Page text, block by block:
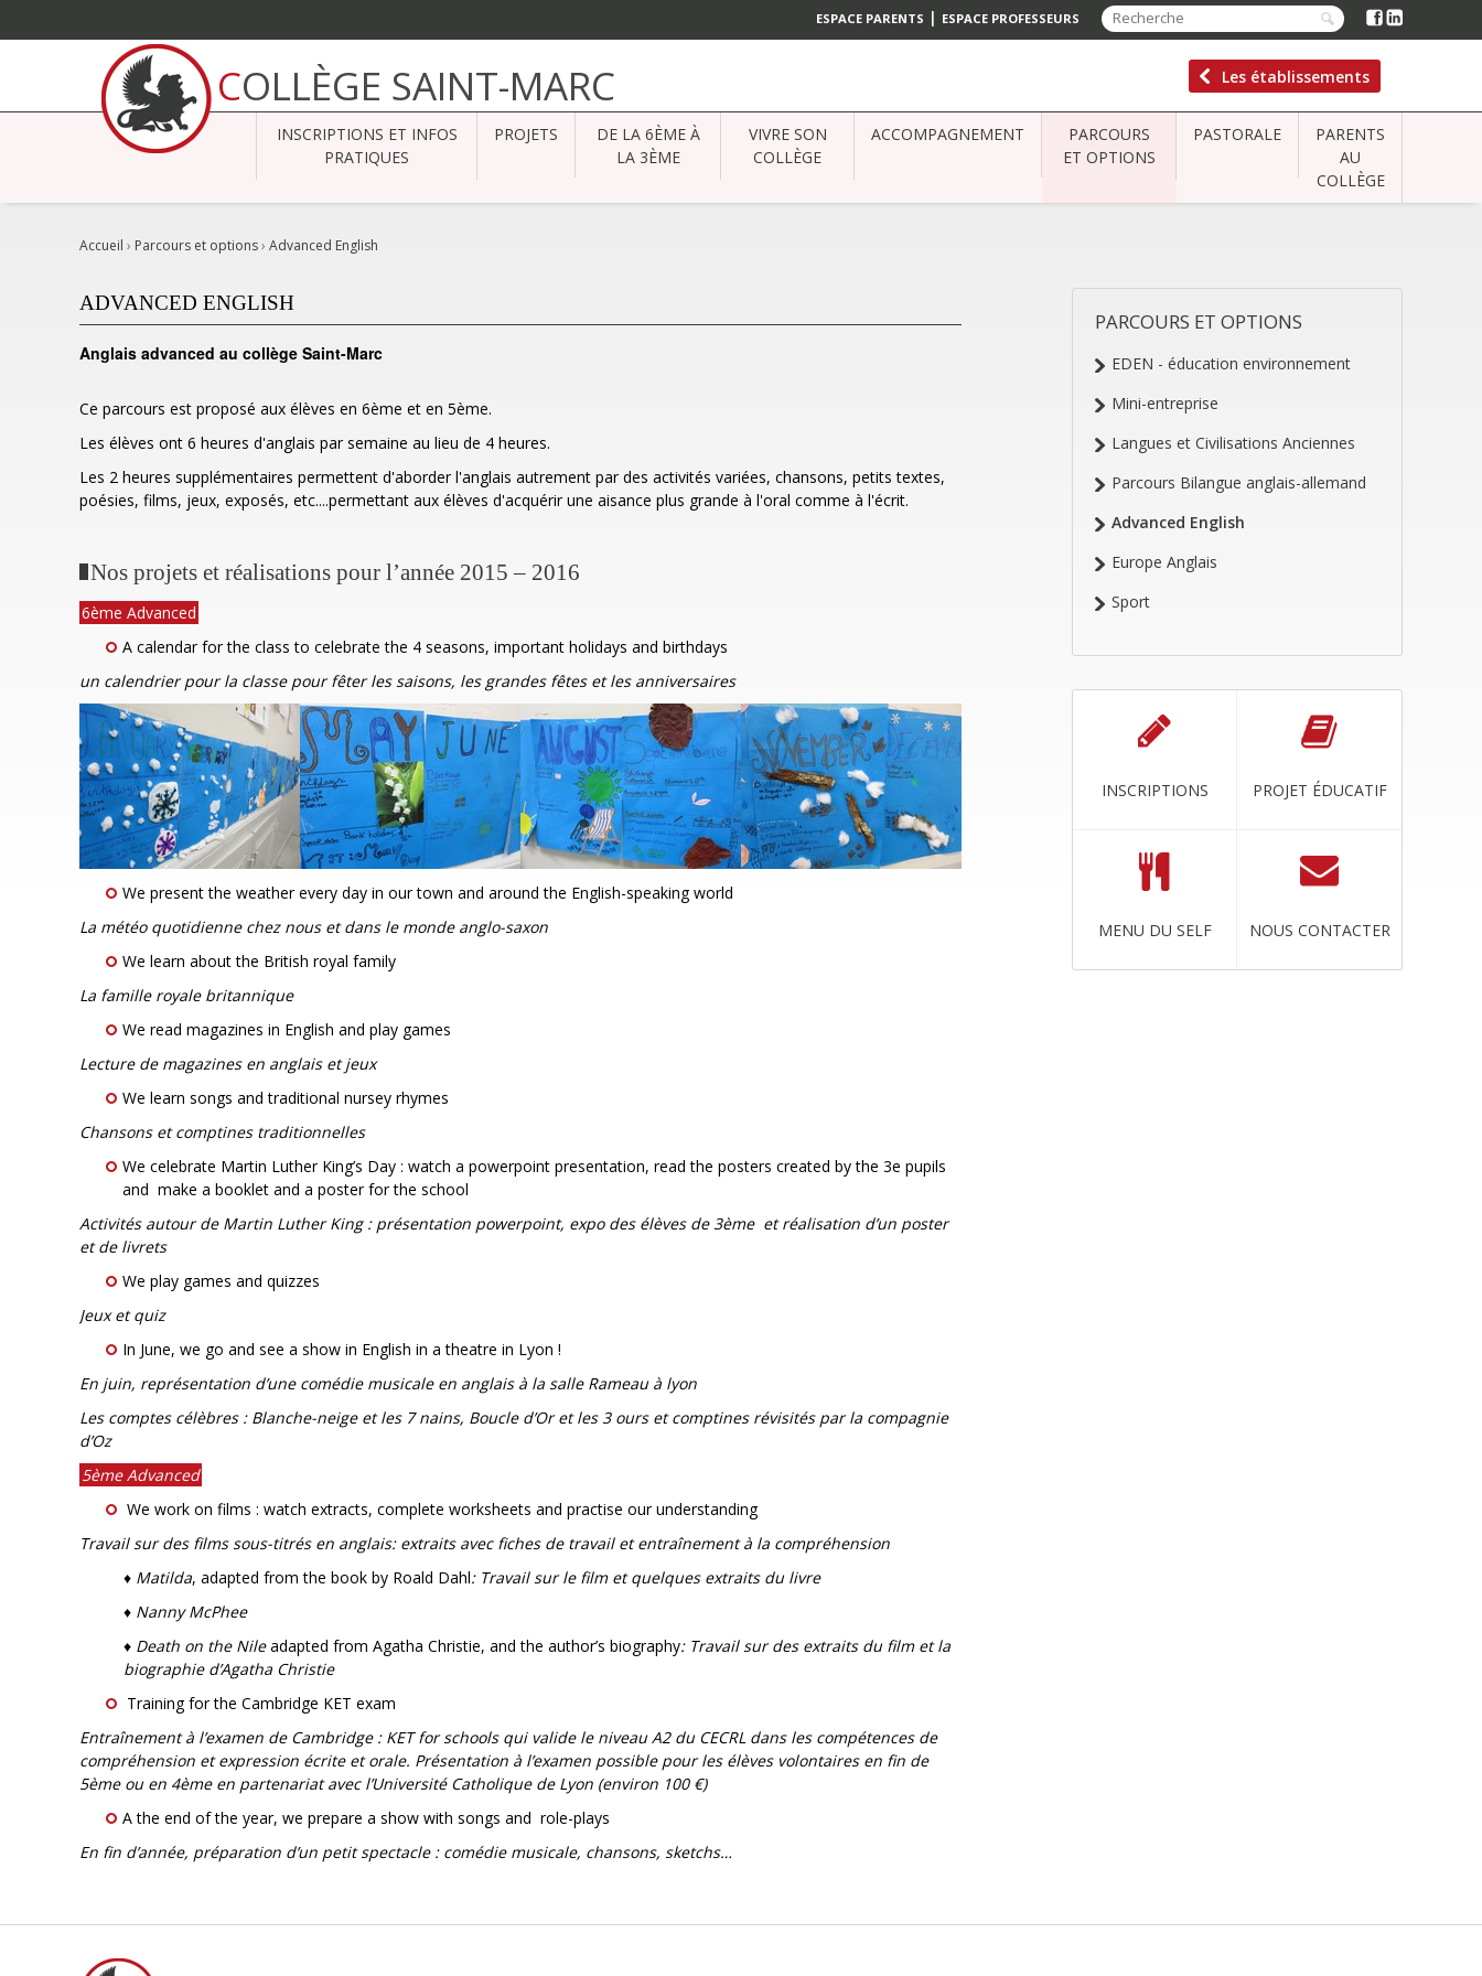
ESPACE PARENTS | ESPACE PROFESSEURS
contenu.
Aller
COLLÈGE SAINT-MARC Les établissements
INSCRIPTIONS ET INFOS
PRATIQUES
PROJETS
DE LA 6ÈME À
LA 3ÈME
VIVRE SON
COLLÈGE
ACCOMPAGNEMENT
PARCOURS
ET OPTIONS
PASTORALE
PARENTS
AU
COLLÈGE
Accueil › Parcours et options› Advanced English
NAVIGATION
PARCOURS ET OPTIONS
EDEN - éducation environnement
Mini-entreprise
Langues et Civilisations Anciennes
Parcours Bilangue anglais-allemand
Advanced English
Europe Anglais
Sport
INSCRIPTIONS PROJET ÉDUCATIF
MENU DU SELF NOUS CONTACTER
ADVANCED ENGLISH
Anglais advanced au collège Saint-Marc
Ce parcours est proposé aux élèves en 6ème et en 5ème.
Les élèves ont 6 heures d'anglais par semaine au lieu de 4 heures.
Les 2 heures supplémentaires permettent d'aborder l'anglais autrement par des activités variées, chansons, petits textes,
poésies, films, jeux, exposés, etc....permettant aux élèves d'acquérir une aisance plus grande à l'oral comme à l'écrit.
Nos projets et réalisations pour l’année 2015 – 2016
6ème Advanced
A calendar for the class to celebrate the 4 seasons, important holidays and birthdays
un calendrier pour la classe pour fêter les saisons, les grandes fêtes et les anniversaires
We present the weather every day in our town and around the English-speaking world
La météo quotidienne chez nous et dans le monde anglo-saxon
We learn about the British royal family
La famille royale britannique
We read magazines in English and play games
Lecture de magazines en anglais et jeux
We learn songs and traditional nursey rhymes
Chansons et comptines traditionnelles
We celebrate Martin Luther King’s Day : watch a powerpoint presentation, read the posters created by the 3e pupils
and make a booklet and a poster for the school
Activités autour de Martin Luther King : présentation powerpoint, expo des élèves de 3ème et réalisation d’un poster
et de livrets
We play games and quizzes
Jeux et quiz
In June, we go and see a show in English in a theatre in Lyon !
En juin, représentation d’une comédie musicale en anglais à la salle Rameau à lyon
Les comptes célèbres : Blanche-neige et les 7 nains, Boucle d’Or et les 3 ours et comptines révisités par la compagnie
d’Oz
5ème Advanced
We work on films : watch extracts, complete worksheets and practise our understanding
Travail sur des films sous-titrés en anglais: extraits avec fiches de travail et entraînement à la compréhension
♦ Matilda, adapted from the book by Roald Dahl: Travail sur le film et quelques extraits du livre
♦ Nanny McPhee
♦ Death on the Nileadapted from Agatha Christie, and the author’s biography: Travail sur des extraits du film et la
biographie d’Agatha Christie
Training for the Cambridge KET exam
Entraînement à l’examen de Cambridge : KET for schools qui valide le niveau A2 du CECRL dans les compétences de
compréhension et expression écrite et orale. Présentation à l’examen possible pour les élèves volontaires en fin de
5ème ou en 4ème en partenariat avec l’Université Catholique de Lyon (environ 100 €)
A the end of the year, we prepare a show with songs and role-plays
En fin d’année, préparation d’un petit spectacle : comédie musicale, chansons, sketchs…